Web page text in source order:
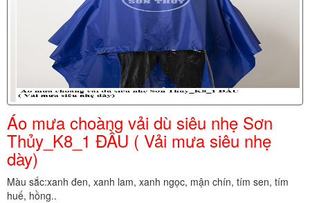
Áo mưa choàng vải dù siêu nhẹ Sơn
Thủy_K8_1 ĐẦU ( Vải mưa siêu nhẹ
dày)
Màu sắc:xanh đen, xanh lam, xanh ngọc, mận chín, tím sen, tím
huế, hồng..